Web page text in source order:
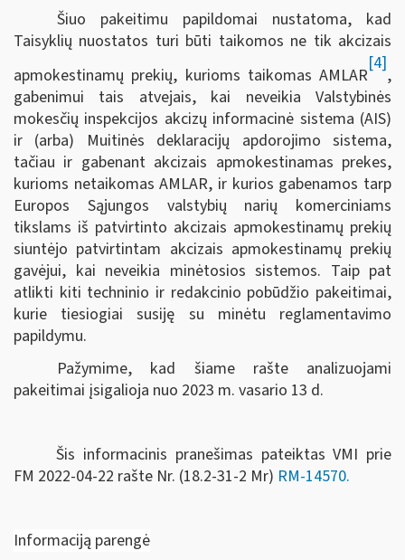
Šiuo pakeitimu papildomai nustatoma, kad
Taisyklių nuostatos turi būti taikomos ne tik akcizais
apmokestinamų prekių, kurioms taikomas AMLAR
[4]
,
gabenimui tais atvejais, kai neveikia Valstybinės
mokesčių inspekcijos akcizų informacinė sistema (AIS)
ir (arba) Muitinės deklaracijų apdorojimo sistema,
tačiau ir gabenant akcizais apmokestinamas prekes,
kurioms netaikomas AMLAR, ir kurios gabenamos tarp
Europos Sąjungos valstybių narių komerciniams
tikslams iš patvirtinto akcizais apmokestinamų prekių
siuntėjo patvirtintam akcizais apmokestinamų prekių
gavėjui, kai neveikia minėtosios sistemos. Taip pat
atlikti kiti techninio ir redakcinio pobūdžio pakeitimai,
kurie tiesiogiai susiję su minėtu reglamentavimo
papildymu.
Pažymime, kad šiame rašte analizuojami
pakeitimai įsigalioja nuo 2023 m. vasario 13 d.
Šis informacinis pranešimas pateiktas VMI prie
FM 2022-04-22 rašte Nr. (18.2-31-2 Mr) RM-14570.
Informaciją parengė